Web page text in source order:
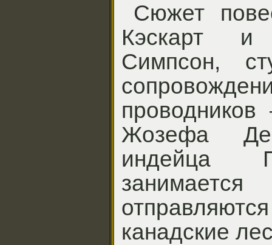
Сюжет
Кэскарт и
Симпсон,
Жозефа
индейца
канадские